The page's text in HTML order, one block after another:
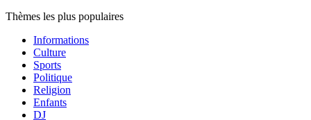
Thèmes les plus populaires
Informations
Culture
Sports
Politique
Religion
Enfants
DJ